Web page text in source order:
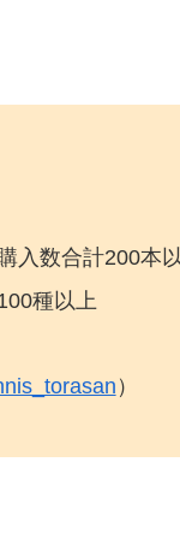
入数合計200本
種以上
）